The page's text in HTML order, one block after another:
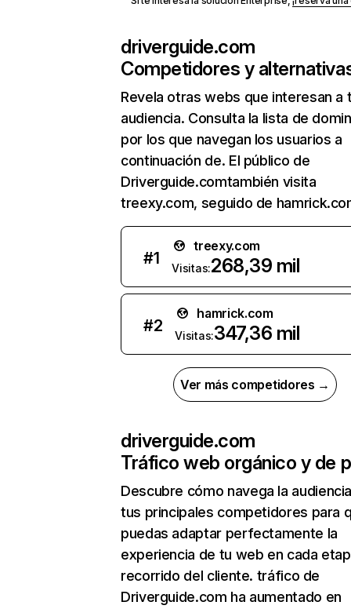
driverguide.com
Competidores y
Revela otras webs que interesan a
audiencia. Consulta la lista de
por los que navegan los usuarios a
continuación de. El público de
Driverguide.comtambién visita
treexy.com, seguido de
#1
treexy.com
Visitas:268,39 mil
#2
hamrick.com
Visitas:347,36 mil
Ver más competidores →
driverguide.com
Tráfico web orgánico y de
Descubre cómo navega la
tus principales competidores para
puedas adaptar perfectamente la
experiencia de tu web en cada
recorrido del cliente. tráfico de
Driverguide.com ha aumentado en